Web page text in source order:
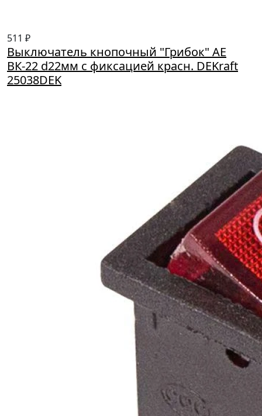
511 ₽
Выключатель кнопочный "Грибок" AE
ВК-22 d22мм с фиксацией красн. DEKraft
25038DEK